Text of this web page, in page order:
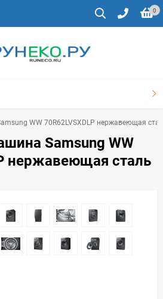
0
WW 70R62LVSXDLP нержавеющая
Samsung WW
нержавеющая сталь